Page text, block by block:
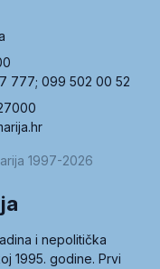
777; 099 502 00 52
1997-2026
i nepolitička
1995. godine. Prvi